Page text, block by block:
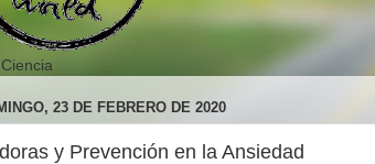
23 DE FEBRERO DE 2020
y Prevención en la Ansiedad